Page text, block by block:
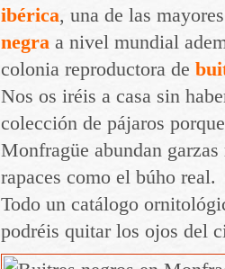
ibérica, una de las
negra a nivel mundial
colonia reproductora de
Nos os iréis a casa sin
colección de pájaros
Monfragüe abundan
rapaces como el búho real.
Todo un catálogo
podréis quitar los ojos del